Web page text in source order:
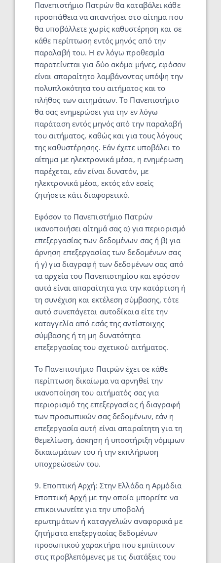
Πανεπιστήμιο Πατρών θα καταβάλει κάθε
προσπάθεια να απαντήσει στο αίτημα που
θα υποβάλλετε χωρίς καθυστέρηση και σε
κάθε περίπτωση εντός μηνός από την
παραλαβή του. Η εν λόγω προθεσμία
παρατείνεται για δύο ακόμα μήνες, εφόσον
είναι απαραίτητο λαμβάνοντας υπόψη την
πολυπλοκότητα του αιτήματος και το
πλήθος των αιτημάτων. Το Πανεπιστήμιο
θα σας ενημερώσει για την εν λόγω
παράταση εντός μηνός από την παραλαβή
του αιτήματος, καθώς και για τους λόγους
της καθυστέρησης. Εάν έχετε υποβάλει το
αίτημα με ηλεκτρονικά μέσα, η ενημέρωση
παρέχεται, εάν είναι δυνατόν, με
ηλεκτρονικά μέσα, εκτός εάν εσείς
ζητήσετε κάτι διαφορετικό.
Εφόσον το Πανεπιστήμιο Πατρών
ικανοποιήσει αίτημά σας α) για περιορισμό
επεξεργασίας των δεδομένων σας ή β) για
άρνηση επεξεργασίας των δεδομένων σας
ή γ) για διαγραφή των δεδομένων σας από
τα αρχεία του Πανεπιστημίου και εφόσον
αυτά είναι απαραίτητα για την κατάρτιση ή
τη συνέχιση και εκτέλεση σύμβασης, τότε
αυτό συνεπάγεται αυτοδίκαια είτε την
καταγγελία από εσάς της αντίστοιχης
σύμβασης ή τη μη δυνατότητα
επεξεργασίας του σχετικού αιτήματος.
Το Πανεπιστήμιο Πατρών έχει σε κάθε
περίπτωση δικαίωμα να αρνηθεί την
ικανοποίηση του αιτήματός σας για
περιορισμό της επεξεργασίας ή διαγραφή
των προσωπικών σας δεδομένων, εάν η
επεξεργασία αυτή είναι απαραίτητη για τη
θεμελίωση, άσκηση ή υποστήριξη νόμιμων
δικαιωμάτων του ή την εκπλήρωση
υποχρεώσεών του.
9. Εποπτική Αρχή: Στην Ελλάδα η Αρμόδια
Εποπτική Αρχή με την οποία μπορείτε να
επικοινωνείτε για την υποβολή
ερωτημάτων ή καταγγελιών αναφορικά με
ζητήματα επεξεργασίας δεδομένων
προσωπικού χαρακτήρα που εμπίπτουν
στις προβλεπόμενες με τις διατάξεις του